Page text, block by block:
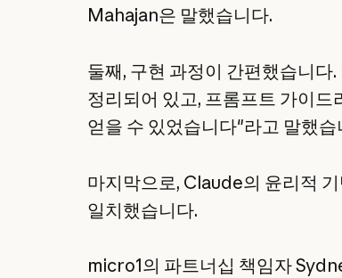
Mahajan은 말했습니다.
둘째, 구현 과정이 간편했습니
정리되어 있고, 프롬프트 가이
얻을 수 있었습니다"라고 말했습
마지막으로, Claude의 윤리적
일치했습니다.
micro1의 파트너십 책임자